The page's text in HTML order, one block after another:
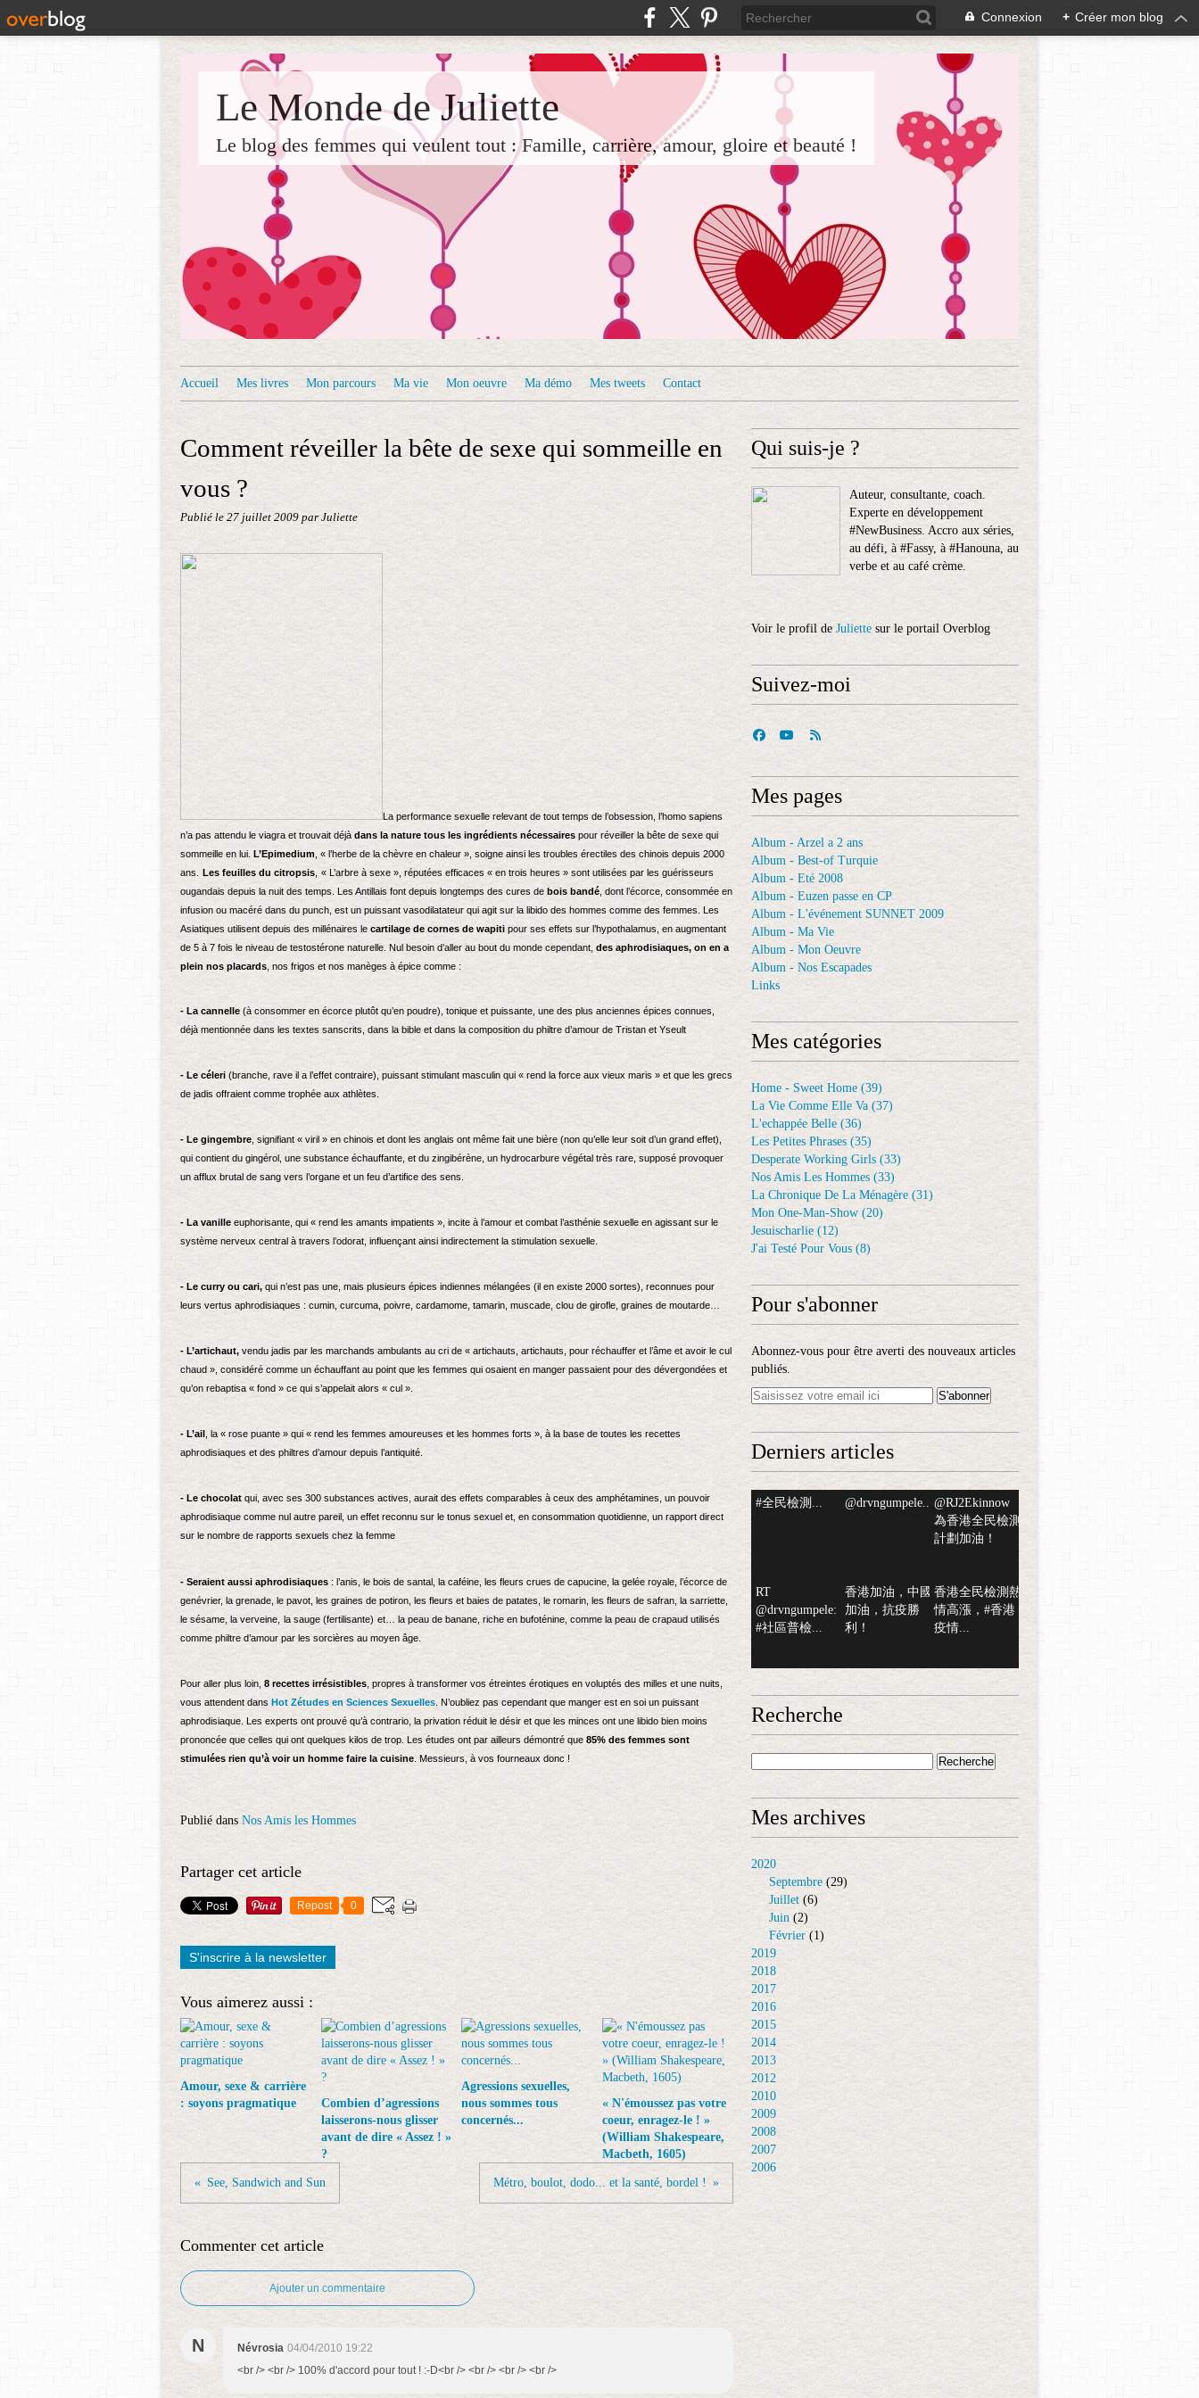
Connexion + Créer mon blog
Le Monde de Juliette
Le blog des femmes qui veulent tout : Famille, carrière, amour, gloire et beauté !
Accueil Mes livres Mon parcours Ma vie Mon oeuvre Ma démo Mes tweets Contact
Comment réveiller la bête de sexe qui sommeille en
vous ?
Publié le 27 juillet 2009 par Juliette
La performance sexuelle relevant de tout temps de l’obsession, l’homo sapiens
n’a pas attendu le viagra et trouvait déjà dans la nature tous les ingrédients nécessaires pour réveiller la bête de sexe qui
sommeille en lui. L’Epimedium , « l’herbe de la chèvre en chaleur », soigne ainsi les troubles érectiles des chinois depuis 2000
ans.
Les feuilles du citropsis « L’arbre à sexe », réputées efficaces « en trois heures » sont utilisées par les guérisseurs
ougandais depuis la nuit des temps. Les Antillais font depuis longtemps des cures de bois bandé , dont l’écorce, consommée en
infusion ou macéré dans du punch, est un puissant vasodilatateur qui agit sur la libido des hommes comme des femmes. Les
Asiatiques utilisent depuis des millénaires le cartilage de cornes de wapiti pour ses effets sur l’hypothalamus, en augmentant
de 5 à 7 fois le niveau de testostérone naturelle. Nul besoin d’aller au bout du monde cependant, des aphrodisiaques, on en a
plein nos placards , nos frigos et nos manèges à épice comme :
- La cannelle (à consommer en écorce plutôt qu’en poudre), tonique et puissante, une des plus anciennes épices connues,
déjà mentionnée dans les textes sanscrits, dans la bible et dans la composition du philtre d’amour de Tristan et Yseult
- Le céleri (branche, rave il a l’effet contraire), puissant stimulant masculin qui « rend la force aux vieux maris » et que les grecs
de jadis offraient comme trophée aux athlètes.
- Le gingembre , signifiant « viril » en chinois et dont les anglais ont même fait une bière (non qu’elle leur soit d’un grand effet),
qui contient du gingérol, une substance échauffante, et du zingibérène, un hydrocarbure végétal très rare, supposé provoquer
un afflux brutal de sang vers l’organe et un feu d’artifice des sens.
- La vanille euphorisante, qui « rend les amants impatients », incite à l’amour et combat l’asthénie sexuelle en agissant sur le
système nerveux central à travers l’odorat, influençant ainsi indirectement la stimulation sexuelle.
- Le curry ou cari, qui n’est pas une, mais plusieurs épices indiennes mélangées (il en existe 2000 sortes), reconnues pour
leurs vertus aphrodisiaques : cumin, curcuma, poivre, cardamome, tamarin, muscade, clou de girofle, graines de moutarde…
- L’artichaut, vendu jadis par les marchands ambulants au cri de « artichauts, artichauts, pour réchauffer et l’âme et avoir le cul
chaud », considéré comme un échauffant au point que les femmes qui osaient en manger passaient pour des dévergondées et
qu’on rebaptisa « fond » ce qui s’appelait alors « cul ».
- L’ail , la « rose puante » qui « rend les femmes amoureuses et les hommes forts », à la base de toutes les recettes
aphrodisiaques et des philtres d’amour depuis l’antiquité.
- Le chocolat qui, avec ses 300 substances actives, aurait des effets comparables à ceux des amphétamines, un pouvoir
aphrodisiaque comme nul autre pareil, un effet reconnu sur le tonus sexuel et, en consommation quotidienne, un rapport direct
sur le nombre de rapports sexuels chez la femme
- Seraient aussi aphrodisiaques : l’anis, le bois de santal, la caféine, les fleurs crues de capucine, la gelée royale, l’écorce de
genévrier, la grenade, le pavot, les graines de potiron, les fleurs et baies de patates, le romarin, les fleurs de safran, la sarriette,
le sésame, la verveine, la sauge (fertilisante) et… la peau de banane, riche en bufoténine, comme la peau de crapaud utilisés
comme philtre d’amour par les sorcières au moyen âge.
Pour aller plus loin, 8 recettes irrésistibles , propres à transformer vos étreintes érotiques en voluptés des milles et une nuits,
vous attendent dans Hot Zétudes en Sciences Sexuelles . N’oubliez pas cependant que manger est en soi un puissant
aphrodisiaque. Les experts ont prouvé qu’à contrario, la privation réduit le désir et que les minces ont une libido bien moins
prononcée que celles qui ont quelques kilos de trop. Les études ont par ailleurs démontré que 85% des femmes sont
stimulées rien qu’à voir un homme faire la cuisine . Messieurs, à vos fourneaux donc !
Publié dans Nos Amis les Hommes
Partager cet article
Repost 0
S'inscrire à la newsletter
Vous aimerez aussi :
Amour, sexe & carrière
: soyons pragmatique
Combien d’agressions
laisserons-nous glisser
avant de dire « Assez ! »
?
Agressions sexuelles,
nous sommes tous
concernés...
« N'émoussez pas votre
coeur, enragez-le ! »
(William Shakespeare,
Macbeth, 1605)
See, Sandwich and Sun Métro, boulot, dodo... et la santé, bordel !
Commenter cet article
Ajouter un commentaire
N Névrosia 04/04/2010 19:22
<br /> <br /> 100% d'accord pour tout ! :-D<br /> <br /> <br /> <br />
Qui suis-je ?
Auteur, consultante, coach.
Experte en développement
#NewBusiness. Accro aux séries,
au défi, à #Fassy, à #Hanouna, au
verbe et au café crème.
Voir le profil deJuliette sur le portail Overblog
Suivez-moi
Mes pages
Album - Arzel a 2 ans
Album - Best-of Turquie
Album - Eté 2008
Album - Euzen passe en CP
Album - L'événement SUNNET 2009
Album - Ma Vie
Album - Mon Oeuvre
Album - Nos Escapades
Links
Mes catégories
Home - Sweet Home (39)
La Vie Comme Elle Va (37)
L'echappée Belle (36)
Les Petites Phrases (35)
Desperate Working Girls (33)
Nos Amis Les Hommes (33)
La Chronique De La Ménagère (31)
Mon One-Man-Show (20)
Jesuischarlie (12)
J'ai Testé Pour Vous (8)
Pour s'abonner
Abonnez-vous pour être averti des nouveaux articles
publiés.
Derniers articles
#全民檢測... @drvngumpele... @RJ2Ekinnow
為香港全民檢測
計劃加油！
RT
@drvngumpele:
#社區普檢...
香港加油，中國
加油，抗疫勝
利！
香港全民檢測熱
情高漲，#香港
疫情...
Recherche
Mes archives
2020
Septembre (29)
Juillet (6)
Juin (2)
Février (1)
2019
2018
2017
2016
2015
2014
2013
2012
2010
2009
2008
2007
2006